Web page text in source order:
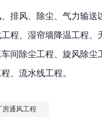
排风、除尘、气力输
程、湿帘墙降温工程
间除尘工程、旋风除
、流水线工程。
房通风工程